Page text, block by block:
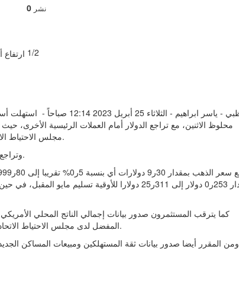
0 نشر
1/2
ابوظبي - ياسر ابراهيم -
محلوظ الاثنين، مع تراجع الدولار أمام العملات الرئيسية
مجلس الاحتياط الاتحادي (البنك المركزي) الأمريكي وبنك إنجلترا المركزي.
وتراجع مؤشر قيمة الدولار بأكثر من 4ر0% إلى 40ر101 نقطة.
كما يترقب المستثمرون صدور بيانات إجمالي الناتج المحلي
المفضل لدى مجلس الاحتياط الاتحادي، لرصد أي مؤشرات على حالة أكبر اقتصاد في العالم.
ومن المقرر أيضا صدور بيانات ثقة المستهلكين ومبيعات المساكن